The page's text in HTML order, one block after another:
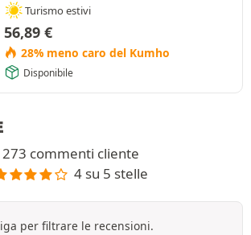
Turismo estivi
56,89 €
28% meno caro del Kumho
Disponibile
273 commenti cliente
4 su 5 stelle
per filtrare le recensioni.